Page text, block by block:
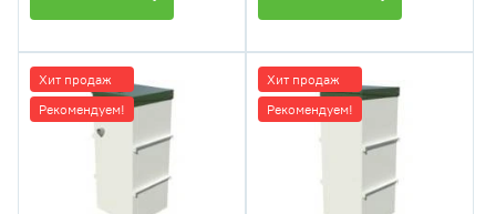
Хит продаж
Рекомендуем!
Хит продаж
Рекомендуем!